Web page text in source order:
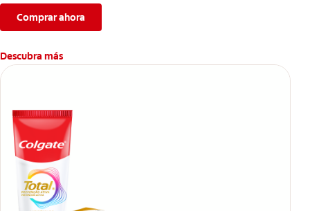
Comprar ahora
Descubra más